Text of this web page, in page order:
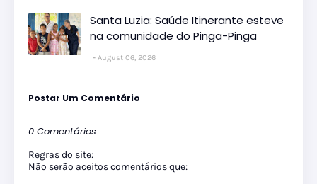
Santa Luzia: Saúde Itinerante esteve
na comunidade do Pinga-Pinga
August 06, 2026
Postar Um Comentário
0 Comentários
Regras do site:
Não serão aceitos comentários que: